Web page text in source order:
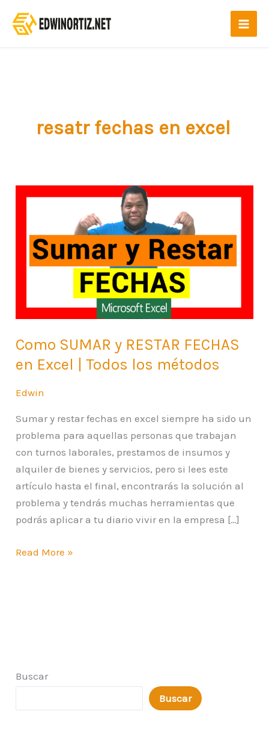
resatr fechas en excel
Como SUMAR y RESTAR FECHAS
en Excel | Todos los métodos
Edwin
Sumar y restar fechas en excel siempre ha sido un
problema para aquellas personas que trabajan
con turnos laborales, prestamos de insumos y
alquiler de bienes y servicios, pero si lees este
artículo hasta el final, encontrarás la solución al
problema y tendrás muchas herramientas que
podrás aplicar a tu diario vivir en la empresa […]
RESTAR
FECHAS
los
métodos
Read More »
Buscar
Buscar